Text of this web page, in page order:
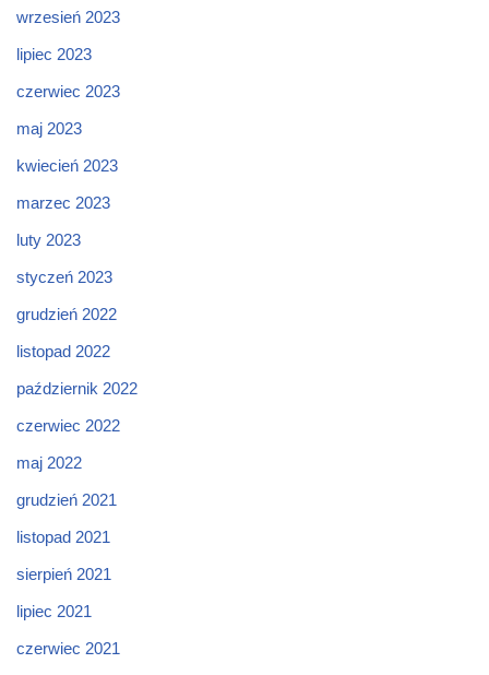
wrzesień 2023
lipiec 2023
czerwiec 2023
maj 2023
kwiecień 2023
marzec 2023
luty 2023
styczeń 2023
grudzień 2022
listopad 2022
październik 2022
czerwiec 2022
maj 2022
grudzień 2021
listopad 2021
sierpień 2021
lipiec 2021
czerwiec 2021